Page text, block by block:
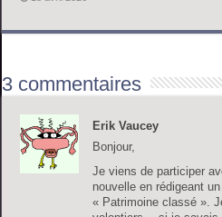
3 commentaires
Erik Vaucey
Bonjour,
Je viens de participer
nouvelle en rédigeant
« Patrimoine classé ».